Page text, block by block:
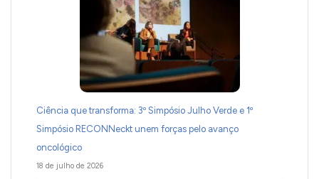
Ciência que transforma: 3º Simpósio Julho Verde e 1º
Simpósio RECONNeckt unem forças pelo avanço
oncológico
18 de julho de 2026